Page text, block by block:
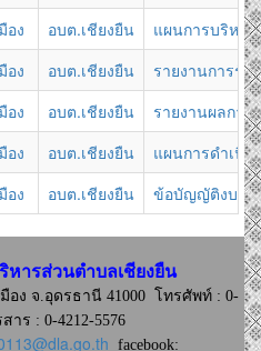
อง อบต.เชียงยืน
แผนการบริหา
อง อบต.เชียงยืน
รายงานการรั
อง อบต.เชียงยืน
รายงานผลกา
อง อบต.เชียงยืน
แผนการดำเนิ
อง อบต.เชียงยืน ข้อบัญญัติงบปร
ารส่วนตำบลเชียงยืน
อง จ.อุดรธานี 41000
โทรศัพท์ : 0-
าร : 0-4212-5576
facebook: